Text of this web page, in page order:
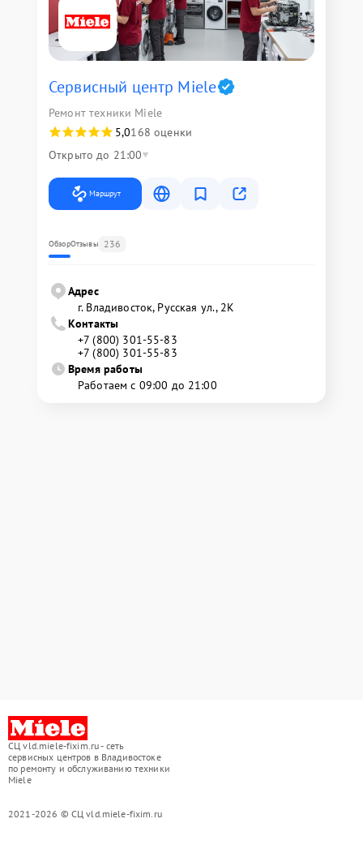
Сервисный центр Miele
Ремонт техники Miele
5,0168 оценки
Открыто до 21:00
Маршрут
ОбзорОтзывы 236
Адрес
г. Владивосток, Русская ул., 2К
Контакты
+7 (800) 301-55-83
+7 (800) 301-55-83
Время работы
Работаем с 09:00 до 21:00
СЦ vld.miele-fixim.ru - сеть
сервисных центров в Владивостоке
по ремонту и обслуживанию техники
Miele
2021-2026 © СЦ vld.miele-fixim.ru